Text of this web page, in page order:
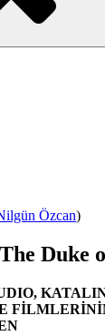
Özcan)
Duke